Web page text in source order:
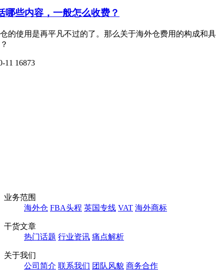
哪些内容，一般怎么收费？
的使用是再平凡不过的了。那么关于海外仓费用的构成和具
11 16873
业务范围
海外仓 FBA头程 英国专线 VAT 海外商标
干货文章
热门话题 行业资讯 痛点解析
关于我们
公司简介 联系我们 团队风貌 商务合作